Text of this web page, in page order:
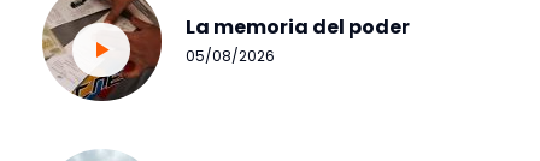
La memoria del poder
05/08/2026